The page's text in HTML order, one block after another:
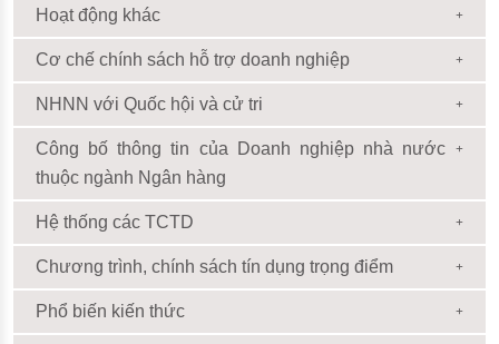
Hoạt động khác
Cơ chế chính sách hỗ trợ doanh nghiệp
NHNN với Quốc hội và cử tri
Công bố thông tin của Doanh nghiệp nhà nước
thuộc ngành Ngân hàng
Hệ thống các TCTD
Chương trình, chính sách tín dụng trọng điểm
Phổ biến kiến thức